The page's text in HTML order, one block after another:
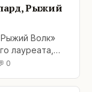
Рыжий
Волк»
лауреата,
в
этого
0